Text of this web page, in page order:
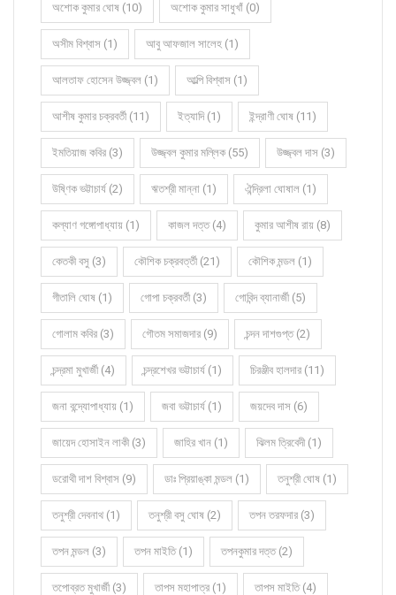
অশোক কুমার ঘোষ (10) অশোক কুমার সাধুখাঁ (0)
অসীম বিশ্বাস (1) আবু আফজাল সালেহ (1)
আলতাফ হোসেন উজ্জ্বল (1) আল্পি বিশ্বাস (1)
আশীষ কুমার চক্রবর্তী (11) ইত্যাদি (1) ইন্দ্রাণী ঘোষ (11)
ইমতিয়াজ কবির (3) উজ্জ্বল কুমার মল্লিক (55) উজ্জ্বল দাস (3)
উষ্ণিক ভট্টাচার্য (2) ঋতশ্রী মান্না (1) ঐন্দ্রিলা ঘোষাল (1)
কল্যাণ গঙ্গোপাধ্যায় (1) কাজল দত্ত (4) কুমার আশীষ রায় (8)
কেতকী বসু (3) কৌশিক চক্রবর্ত্তী (21) কৌশিক মন্ডল (1)
গীতালি ঘোষ (1) গোপা চক্রবর্তী (3) গোবিন্দ ব্যানার্জী (5)
গোলাম কবির (3) গৌতম সমাজদার (9) চন্দন দাশগুপ্ত (2)
চন্দ্রমা মুখার্জী (4) চন্দ্রশেখর ভট্টাচার্য (1) চিরঞ্জীব হালদার (11)
জনা বন্দ্যোপাধ্যায় (1) জবা ভট্টাচার্য (1) জয়দেব দাস (6)
জায়েদ হোসাইন লাকী (3) জাহির খান (1) ঝিলম ত্রিবেদী (1)
ডরোথী দাশ বিশ্বাস (9) ডাঃ প্রিয়াঙ্কা মন্ডল (1) তনুশ্রী ঘোষ (1)
তনুশ্রী দেবনাথ (1) তনুশ্রী বসু ঘোষ (2) তপন তরফদার (3)
তপন মন্ডল (3) তপন মাইতি (1) তপনকুমার দত্ত (2)
তপোব্রত মুখার্জী (3) তাপস মহাপাত্র (1) তাপস মাইতি (4)